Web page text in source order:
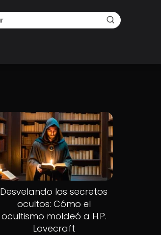
Desvelando los secretos
ocultos: Cómo el
ocultismo moldeó a H.P.
Lovecraft